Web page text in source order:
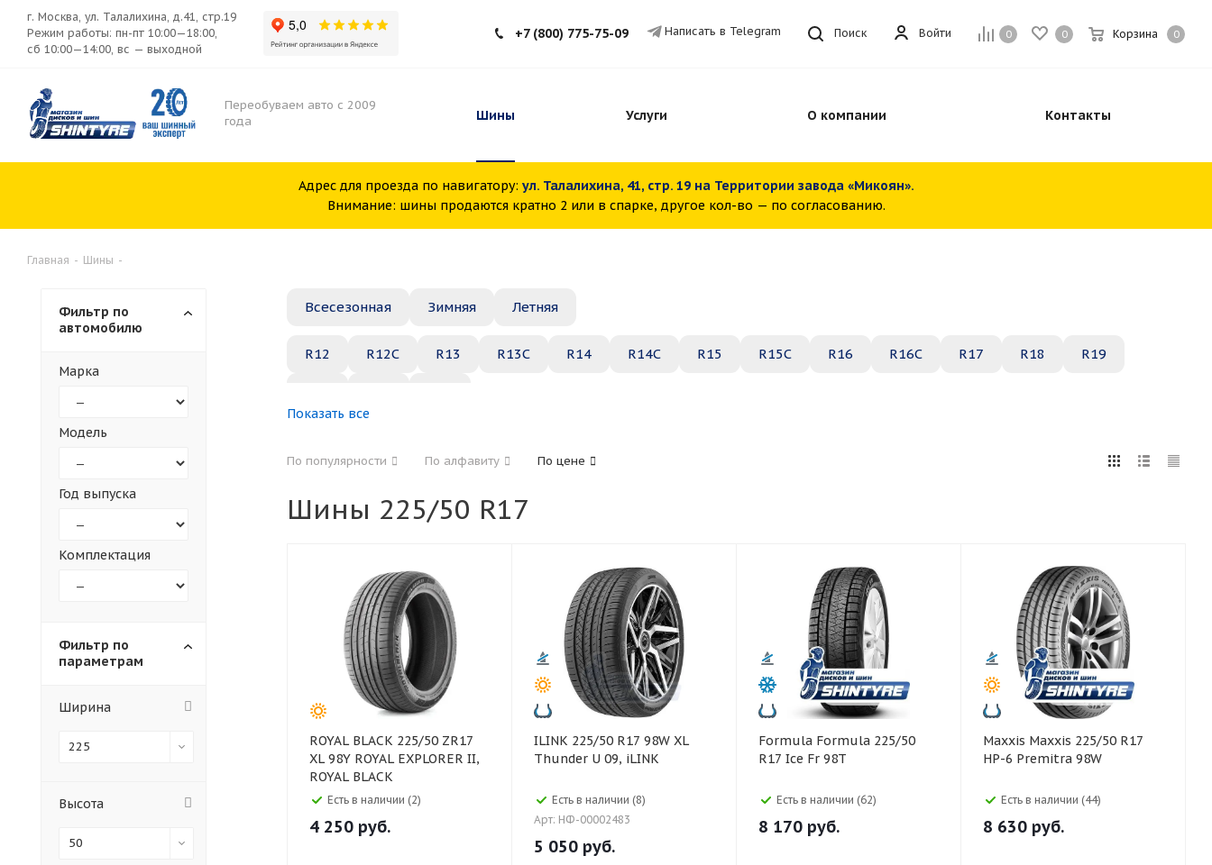
0 0 Корзина 0
Войти
г. Москва, ул. Талалихина, д.41, стр.19
Режим работы: пн-пт 10:00—18:00,
сб 10:00—14:00, вс — выходной
Поиск
+7 (800) 775-75-09 Написать в Telegram
Переобуваем авто с 2009
года
Шины Услуги О компании Контакты
Адрес для проезда по навигатору: ул. Талалихина, 41, стр. 19 на Территории завода «Микоян».
Внимание: шины продаются кратно 2 или в спарке, другое кол-во — по согласованию.
Главная - Шины -
Всесезонная Зимняя Летняя
R12 R12C R13 R13C R14 R14C R15 R15C R16 R16C R17 R18 R19
30 35 40 45 45
Показать все
По популярности По алфавиту По цене
Шины 225/50 R17
ROYAL BLACK 225/50 ZR17
XL 98Y ROYAL EXPLORER II,
ROYAL BLACK
Есть в наличии (2)
4 250 руб.
ILINK 225/50 R17 98W XL
Thunder U 09, iLINK
Есть в наличии (8)
Арт: НФ-00002483
5 050 руб.
Formula Formula 225/50
R17 Ice Fr 98T
Есть в наличии (62)
8 170 руб.
Maxxis Maxxis 225/50 R17
HP-6 Premitra 98W
Есть в наличии (44)
8 630 руб.
Фильтр по
автомобилю
Марка
Модель
Год выпуска
Комплектация
Фильтр по
параметрам
Ширина
225
Высота
50